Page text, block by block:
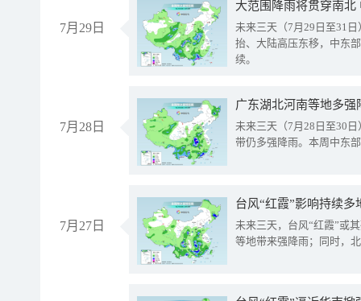
7月29日
大范围降雨将贯穿南
未来三天（7月29日至31
抬、大陆高压东移，中东
续。
7月28日
广东湖北河南等地多
未来三天（7月28日至30
带仍多强降雨。本周中东
7月27日
台风“红霞”影响持续
未来三天，台风“红霞”或
等地带来强降雨；同时，